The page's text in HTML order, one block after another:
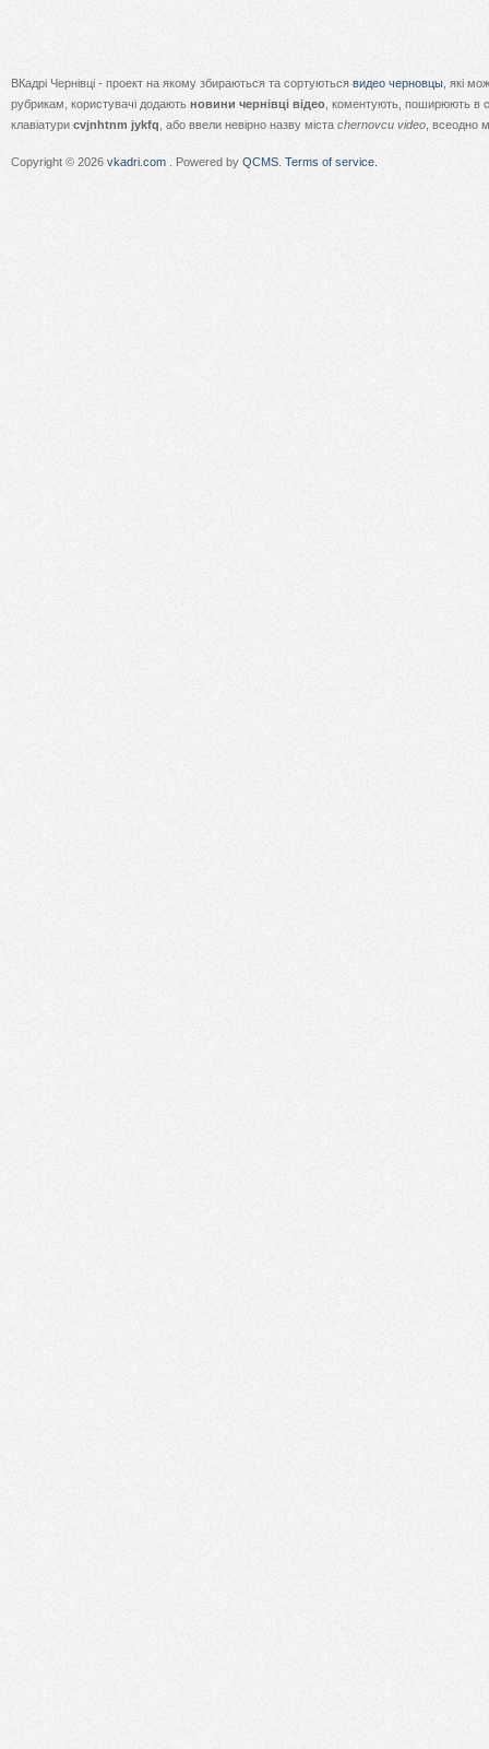
ВКадрі Чернівці - проект на якому збираються та сортуються видео черновцы , які
рубрикам, користувачі додають новини чернівці відео , коментують, поширюють в
клавіатури cvjnhtnm jykfq , або ввели невірно назву міста chernovcu video , всеодно
Copyright © 2026 vkadri.com . Powered by QCMS Terms of service.